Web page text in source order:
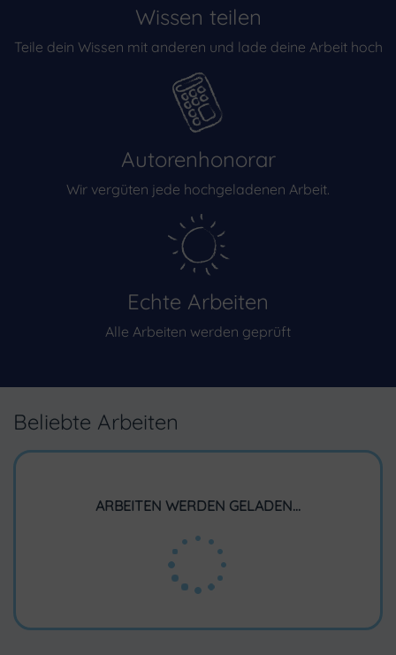
Wissen teilen
Teile dein Wissen mit anderen und lade deine Arbeit hoch
Autorenhonorar
Wir vergüten jede hochgeladenen Arbeit.
Echte Arbeiten
Alle Arbeiten werden geprüft
Beliebte Arbeiten
ARBEITEN WERDEN GELADEN...